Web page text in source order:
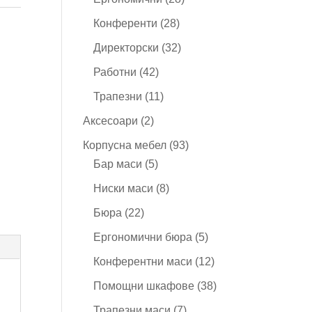
Конференти 2828
продукта
Директорски 3232
Работни 4242
продукта
Трапезни 1111
Аксесоари 22
продукта
Корпусна мебел 9393
Бар маси 55
продукта
Ниски маси 88
Бюра 2222
продукта
Ергономични бюра 55
продукта
Конферентни маси 1212
продукта
Помощни шкафове 3838
7